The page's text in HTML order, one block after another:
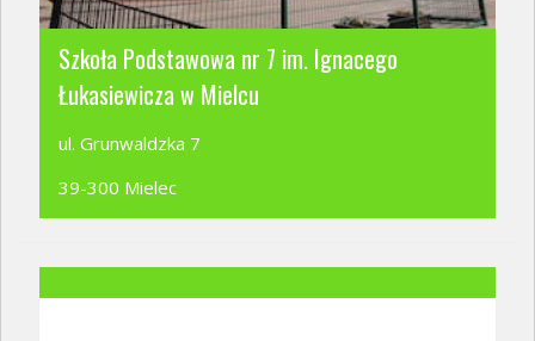
Szkoła Podstawowa nr 7 im. Ignacego
Łukasiewicza w Mielcu
ul. Grunwaldzka 7
39-300 Mielec